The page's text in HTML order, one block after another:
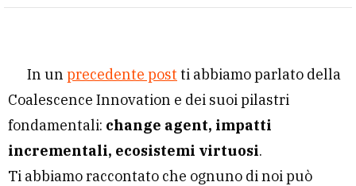
In un precedente post ti abbiamo parlato della
Coalescence Innovation e dei suoi pilastri
fondamentali: change agent, impatti
incrementali, ecosistemi virtuosi.
Ti abbiamo raccontato che ognuno di noi può